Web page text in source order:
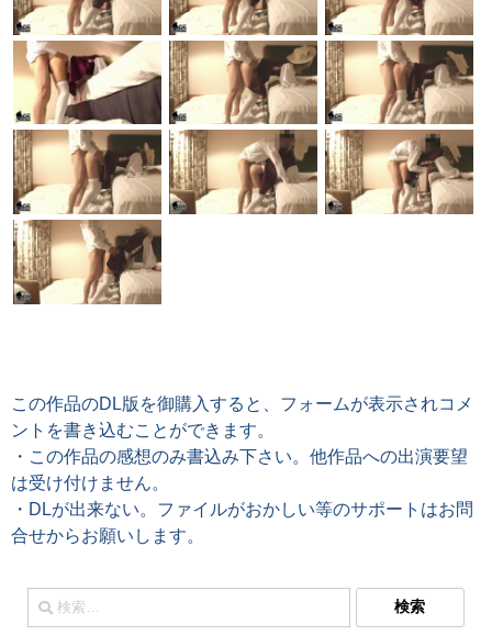
この作品のDL版を御購入すると、フォームが表示されコメ
ントを書き込むことができます。
・この作品の感想のみ書込み下さい。他作品への出演要望
は受け付けません。
・DLが出来ない。ファイルがおかしい等のサポートはお問
合せからお願いします。
検
索: